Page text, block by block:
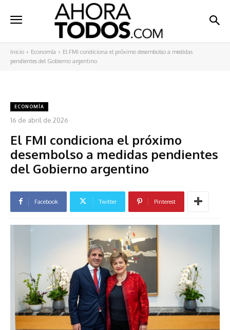
Inicio Economía
El FMI condiciona el próximo desembolso a medidas
pendientes del Gobierno argentino
ECONOMÍA
16 de abril de 2026
El FMI condiciona el próximo
desembolso a medidas pendientes
del Gobierno argentino
Facebook Twitter Pinterest